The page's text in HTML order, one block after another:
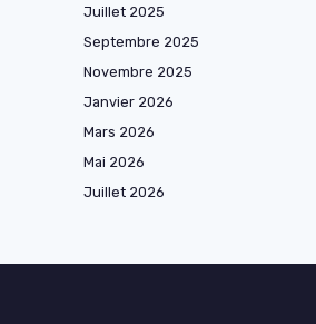
Juillet 2025
Septembre 2025
Novembre 2025
Janvier 2026
Mars 2026
Mai 2026
Juillet 2026